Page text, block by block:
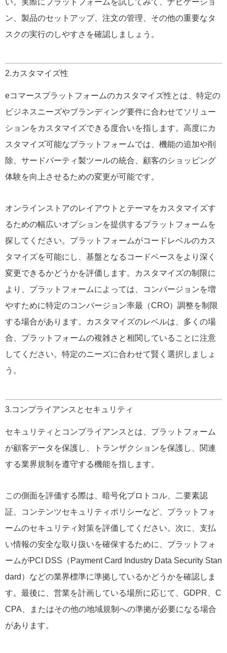
い。実際にプラットフォームを試してみて、ナビゲーショ
ン、製品のセットアップ、注文の管理、その他の重要なタ
スクの実行のしやすさを確認しましょう。
2.カスタマイズ性
eコマースプラットフォームのカスタマイズ性とは、特定の
ビジネスニーズやブランディング要件に合わせてソリュー
ションをカスタマイズできる度合いを指します。高度にカ
スタマイズ可能なプラットフォームでは、機能の追加や削
除、サードパーティ製ツールの統合、顧客のショッピング
体験を向上させるための変更が可能です。
オンラインストアのレイアウトとテーマをカスタマイズす
るための幅広いオプションを提供するプラットフォームを
探してください。プラットフォームがコードレベルのカス
タマイズを可能にし、基盤となるコードベースをより深く
変更できるかどうかを評価します。カスタマイズの制限に
より、プラットフォームによっては、コンバージョンを増
やすために特定のコンバージョン率最（CRO）調整を制限
する場合があります。カスタマイズのレベルは、多くの場
合、プラットフォームの複雑さと相関していることに注意
してください。特定のニーズに合わせて賢く選択しましょ
う。
3.コンプライアンスとセキュリティ
セキュリティとコンプライアンスとは、プラットフォーム
が顧客データを保護し、トランザクションを保護し、関連
する業界規制を遵守する機能を指します。
この側面を評価する際は、暗号化プロトコル、二要素認
証、コンテンツセキュリティポリシーなど、プラットフォ
ームのセキュリティ対策を評価してください。次に、支払
い情報の安全な取り扱いを確保するために、プラットフォ
ームがPCI DSS（Payment Card Industry Data Security Stan
dard）などの業界標準に準拠しているかどうかを確認しま
す。最後に、営業を計画している場所に応じて、GDPR、C
CPA、またはその他の地域規制への準拠が必要になる場合
があります。